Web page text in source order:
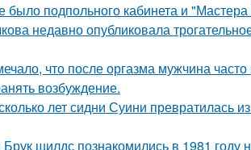
было подпольного кабинета и
недавно опубликовала
что после оргазма мужчина
возбуждение.
лет сидни Суини превратилась
шилдс познакомились в 1981